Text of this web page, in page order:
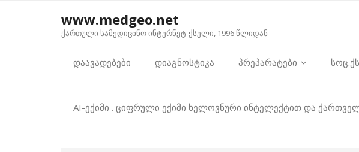
www.medgeo.net
ქართული სამედიცინო ინტერნეტ-ქსელი, 1996 წლიდან
დაავადებები დიაგნოსტიკა პრეპარატები
AI-ექიმი . ციფრული ექიმი ხელოვნური ინტელექტით და